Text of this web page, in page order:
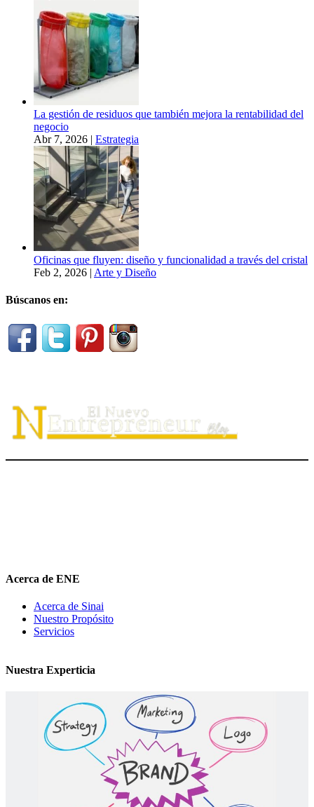
La gestión de residuos que también mejora la rentabilidad del
negocio
Abr 7, 2026 | Estrategia
Oficinas que fluyen: diseño y funcionalidad a través del cristal
Feb 2, 2026 | Arte y Diseño
Búscanos en:
Acerca de ENE
Acerca de Sinai
Nuestro Propósito
Servicios
Nuestra Experticia